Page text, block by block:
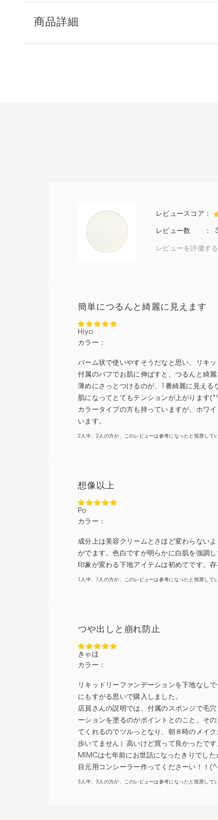
商品詳細
レビューを評価す
簡単につるんと綺麗に見えます
Hiyo
カラー：
バーム状で使いやすそうだなと思い、リキ
付属のパフでお肌に伸ばすと、つるんと綺
薄めにさっとつけるのが、1番綺麗に見え
肌になってとてもテンションが上がります
カラータイプの方も持っていますが、ホワ
います。
2人中、2人の方が、このレビューは参考になったと投票して
想像以上
Po
カラー：
成分上は美容クリームとさほど変わらない
がでます。色白ですが明らかに白肌を強調
印象が変わる下地アイテムは初めてです。
1人中、1人の方が、このレビューは参考になったと投票して
つや出しと崩れ防止
きゃほ
カラー：
リキッドリーファンデーションを下地なし
にもすがる思いで購入しました。
店員さんの説明では、付属のスポンジで毛
ーションを塗るのがポイントとのこと。そ
てくれるのでツルっとなり、朝８時のメイ
歩いてません）高いけど買って良かったで
MIMCは七年前にお世話になったきりでし
目元用コンシーラー作ってくださーい！！
3人中、3人の方が、このレビューは参考になったと投票して